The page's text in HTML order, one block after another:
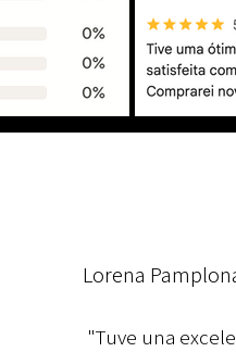
Lorena
"Tuve una